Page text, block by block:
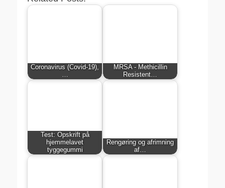
Coronavirus (Covid-19),
…
MRSA - Methicillin
Resistent…
Test: Opskrift på
hjemmelavet
tyggegummi
Rengøring og afrimning
af…